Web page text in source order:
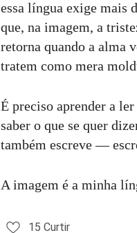
essa língua exige mais
que, na imagem, a
retorna quando a alma
tratem como mera
É preciso aprender a
saber o que se quer
também escreve —
A imagem é a minha
15 Curtir